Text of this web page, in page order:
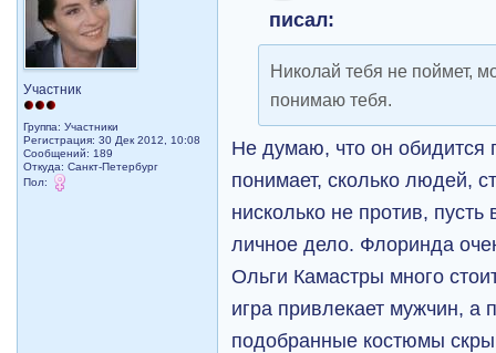
Участник
Группа: Участники
Регистрация: 30 Дек 2012, 10:08
Сообщений: 189
Откуда: Санкт-Петербург
Пол:
писал:
Николай тебя не поймет,
понимаю тебя.
Не думаю, что он обидится
понимает, сколько людей,
нисколько не против, пусть
личное дело. Флоринда
Ольги Камастры много
игра привлекает мужчин, а
подобранные костюмы